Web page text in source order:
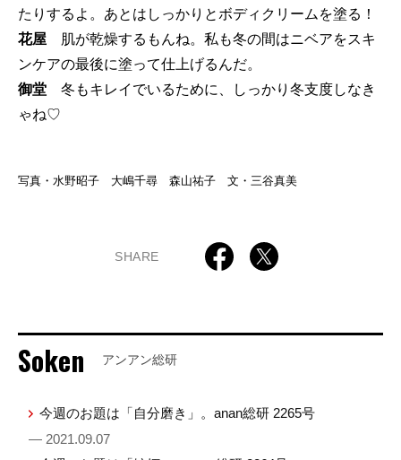
たりするよ。あとはしっかりとボディクリームを塗る！
花屋 肌が乾燥するもんね。私も冬の間はニベアをスキ
ンケアの最後に塗って仕上げるんだ。
御堂 冬もキレイでいるために、しっかり冬支度しなき
ゃね♡
写真・水野昭子 大嶋千尋 森山祐子 文・三谷真美
SHARE
Soken アンアン総研
今週のお題は「自分磨き」。anan総研 2265号
— 2021.09.07